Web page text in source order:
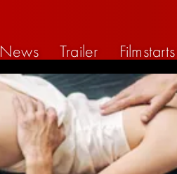
News Trailer Filmstarts